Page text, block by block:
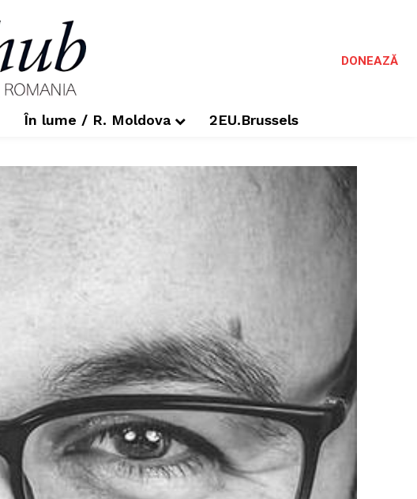
DONEAZĂ
În lume / R. Moldova 2EU.Brussels